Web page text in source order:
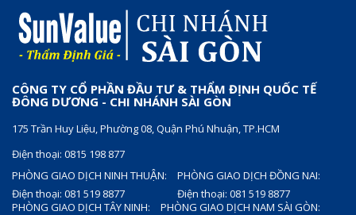
CÔNG TY CỔ PHẦN ĐẦU TƯ & THẨM ĐỊNH QUỐC TẾ
ĐÔNG DƯƠNG - CHI NHÁNH SÀI GÒN
175 Trần Huy Liệu, Phường 08, Quận Phú Nhuận, TP.HCM
Điện thoại: 0815 198 877
PHÒNG GIAO DỊCH NINH THUẬN:
Điện thoại: 081 519 8877
PHÒNG GIAO DỊCH ĐỒNG NAI:
Điện thoại: 081 519 8877
PHÒNG GIAO DỊCH TÂY NINH:
PHÒNG GIAO DỊCH NAM SÀI GÒN: